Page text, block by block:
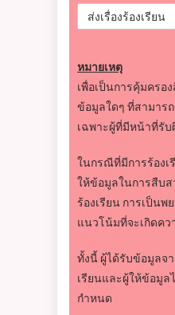
หมายเหตุ
เพื่อเป็นการคุ้มครอ
ข้อมูลใดๆ ที่สามาร
เฉพาะผู้ที่มีหน้าที่รับ
ในกรณีที่มีการร้องเ
ให้ข้อมูลในการสืบส
ร้องเรียน การเป็น
แนวโน้มที่จะเกิดคว
ทั้งนี้ ผู้ได้รับข้อมูลจ
เรียนและผู้ให้ข้อมูล
กำหนด